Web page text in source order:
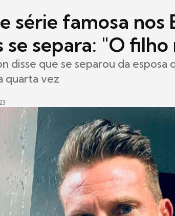
série famosa nos
se separa: "O filho
disse que se separou da esposa
quarta vez